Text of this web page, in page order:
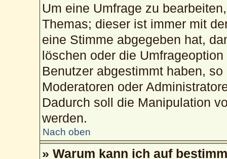
Um eine Umfrage zu
Themas; dieser ist immer mit
eine Stimme abgegeben hat,
löschen oder die
Benutzer abgestimmt haben,
Moderatoren oder
Dadurch soll die Manipulation
werden.
Nach oben
» Warum kann ich auf